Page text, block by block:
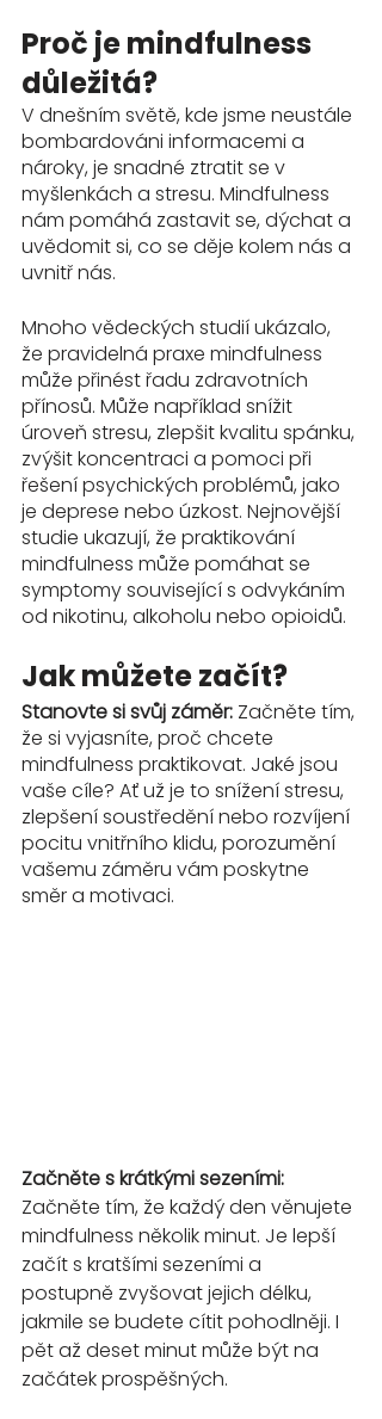
Proč je mindfulness
důležitá?
V dnešním světě, kde jsme neustále
bombardováni informacemi a
nároky, je snadné ztratit se v
myšlenkách a stresu. Mindfulness
nám pomáhá zastavit se, dýchat a
uvědomit si, co se děje kolem nás a
uvnitř nás.
Mnoho vědeckých studií ukázalo,
že pravidelná praxe mindfulness
může přinést řadu zdravotních
přínosů. Může například snížit
úroveň stresu, zlepšit kvalitu spánku,
zvýšit koncentraci a pomoci při
řešení psychických problémů, jako
je deprese nebo úzkost. Nejnovější
studie ukazují, že praktikování
mindfulness může pomáhat se
symptomy související s odvykáním
od nikotinu, alkoholu nebo opioidů.
Jak můžete začít?
Stanovte si svůj záměr: Začněte tím,
že si vyjasníte, proč chcete
mindfulness praktikovat. Jaké jsou
vaše cíle? Ať už je to snížení stresu,
zlepšení soustředění nebo rozvíjení
pocitu vnitřního klidu, porozumění
vašemu záměru vám poskytne
směr a motivaci.
Začněte s krátkými sezeními:
Začněte tím, že každý den věnujete
mindfulness několik minut. Je lepší
začít s kratšími sezeními a
postupně zvyšovat jejich délku,
jakmile se budete cítit pohodlněji. I
pět až deset minut může být na
začátek prospěšných.